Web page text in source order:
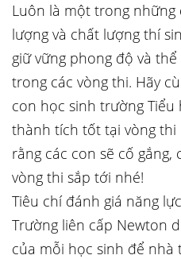
Luôn là một trong những
lượng và chất lượng thí
giữ vững phong độ và
trong các vòng thi. Hãy
con học sinh trường
thành tích tốt tại vòng thi
rằng các con sẽ cố
vòng thi sắp tới nhé!
Tiêu chí đánh giá năng
Trường liên cấp Newton
của mỗi học sinh để